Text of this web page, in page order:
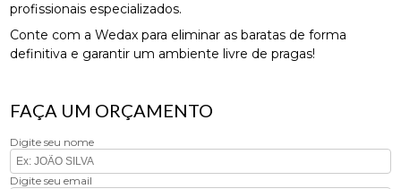
profissionais especializados.
Conte com a Wedax para eliminar as baratas de forma
definitiva e garantir um ambiente livre de pragas!
FAÇA UM ORÇAMENTO
Digite seu nome
Digite seu email